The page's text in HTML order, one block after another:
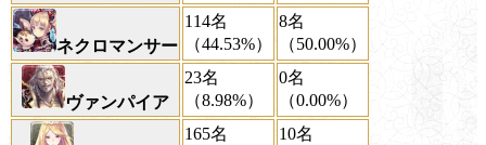
ネクロマンサー
114名
（44.53%）
8名
（50.00%）
ヴァンパイア
23名
（8.98%）
0名
（0.00%）
165名
10名